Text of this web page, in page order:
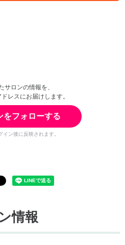
サロンの情報を、
レスにお届けします。
をフォローする
ン後に反映されます。
情報